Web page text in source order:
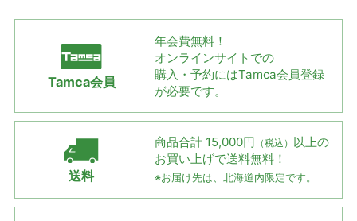
Tamca会員
年会費無料！
オンラインサイトでの
購入・予約にはTamca会員登録
が必要です。
送料
商品合計 15,000円 （税込） 以上の
お買い上げで送料無料！
※お届け先は、北海道内限定です。